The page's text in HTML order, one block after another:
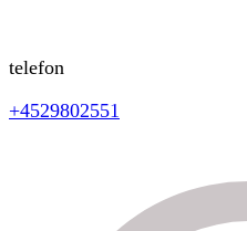
telefon
+4529802551